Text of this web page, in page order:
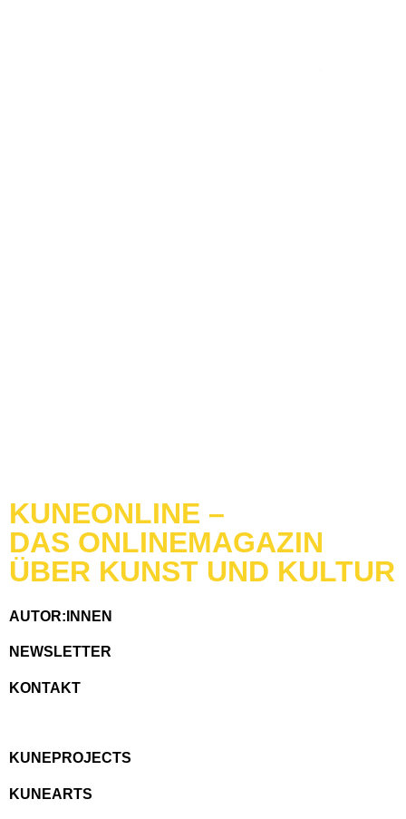
KUNEONLINE –
DAS ONLINEMAGAZIN
ÜBER KUNST UND KULTUR
AUTOR:INNEN
NEWSLETTER
KONTAKT
KUNEPROJECTS
KUNEARTS